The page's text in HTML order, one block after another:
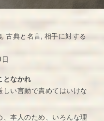
,古典と名言, 相手に対する
となかれ
い言動で責めてはいけな
本人のため、いろんな理